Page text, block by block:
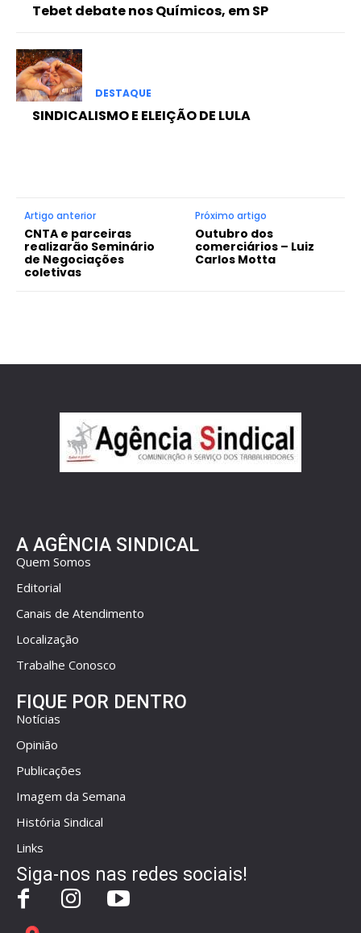
Tebet debate nos Químicos, em SP
DESTAQUE
SINDICALISMO E ELEIÇÃO DE LULA
Artigo anterior
CNTA e parceiras
realizarão Seminário
de Negociações
coletivas
Próximo artigo
Outubro dos
comerciários – Luiz
Carlos Motta
A AGÊNCIA SINDICAL
Quem Somos
Editorial
Canais de Atendimento
Localização
Trabalhe Conosco
FIQUE POR DENTRO
Notícias
Opinião
Publicações
Imagem da Semana
História Sindical
Links
Siga-nos nas redes sociais!